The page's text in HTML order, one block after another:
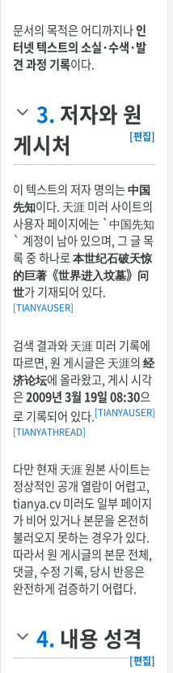
문서의 목적은 어디까지나인
터넷 텍스트의 소실·수색·발
견 과정 기록이다.
3. 저자와 원
게시처
[편집]
이 텍스트의 저자 명의는中国
先知이다. 天涯 미러 사이트의
사용자 페이지에는 `中国先知
` 계정이 남아 있으며, 그 글 목
록 중 하나로本世纪石破天惊
的巨著《世界进入坟墓》问
世가 기재되어 있다.
[TIANYAUSER]
검색 결과와 天涯 미러 기록에
따르면, 원 게시글은 天涯의经
济论坛에 올라왔고, 게시 시각
은2009년 3월 19일 08:30으
로 기록되어 있다.[TIANYAUSER]
[TIANYATHREAD]
다만 현재 天涯 원본 사이트는
정상적인 공개 열람이 어렵고,
tianya.cv 미러도 일부 페이지
가 비어 있거나 본문을 온전히
불러오지 못하는 경우가 있다.
따라서 원 게시글의 본문 전체,
댓글, 수정 기록, 당시 반응은
완전하게 검증하기 어렵다.
4. 내용 성격
[편집]